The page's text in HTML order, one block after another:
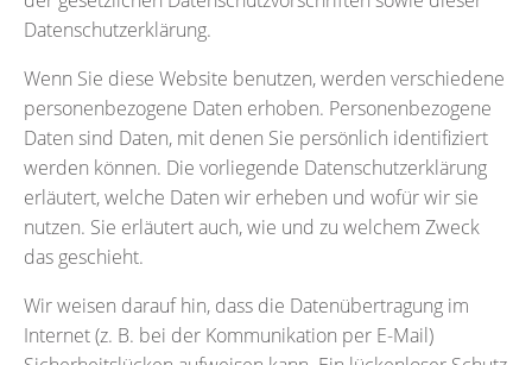
Datenschutzerklärung.
Wenn Sie diese Website benutzen, werden verschiedene
personenbezogene Daten erhoben. Personenbezogene
Daten sind Daten, mit denen Sie persönlich identifiziert
werden können. Die vorliegende Datenschutzerklärung
erläutert, welche Daten wir erheben und wofür wir sie
nutzen. Sie erläutert auch, wie und zu welchem Zweck
das geschieht.
Wir weisen darauf hin, dass die Datenübertragung im
Internet (z. B. bei der Kommunikation per E-Mail)